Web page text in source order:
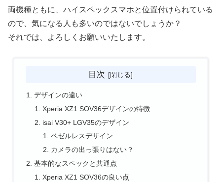
両機種ともに、ハイスペックスマホと位置付けられている
ので、気になる人も多いのではないでしょうか？
それでは、よろしくお願いいたします。
目次
デザインの違い
Xperia XZ1 SOV36デザインの特徴
isai V30+ LGV35のデザイン
ベゼルレスデザイン
カメラの出っ張りはない？
基本的なスペックと共通点
Xperia XZ1 SOV36の良い点